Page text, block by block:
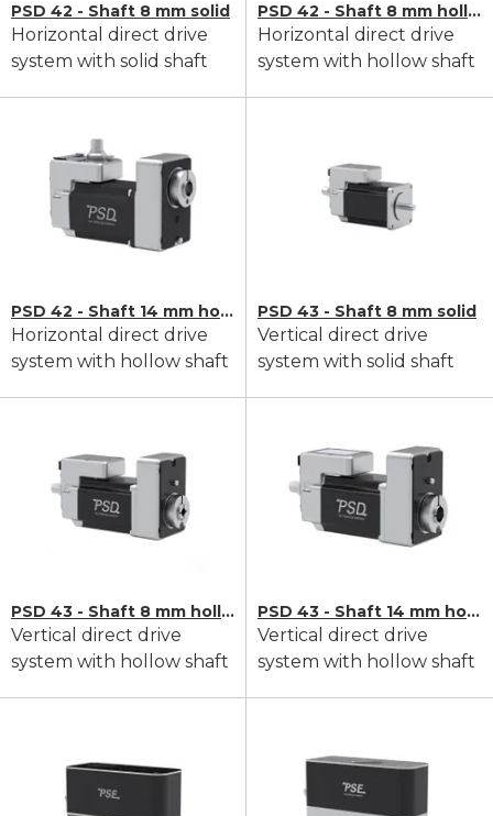
PSD 42 - Shaft 8 mm solid
Horizontal direct drive
system with solid shaft
PSD 42 - Shaft 8 mm hollow
Horizontal direct drive
system with hollow shaft
PSD 42 - Shaft 14 mm hollow
Horizontal direct drive
system with hollow shaft
PSD 43 - Shaft 8 mm solid
Vertical direct drive
system with solid shaft
PSD 43 - Shaft 8 mm hollow
Vertical direct drive
system with hollow shaft
PSD 43 - Shaft 14 mm hollow
Vertical direct drive
system with hollow shaft